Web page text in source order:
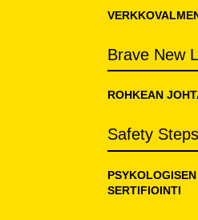
Brave New
ROHKEAN
Safety
SERTIFIOINTI